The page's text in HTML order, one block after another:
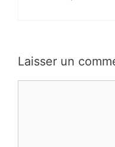
Laisser un